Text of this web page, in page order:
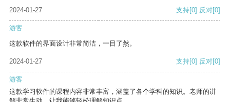
2024-01-27
支持[0] 反对[0]
游客
这款软件的界面设计非常简洁，一目了然。
2024-01-27 支持[0] 反对[0]
游客
这款学习软件的课程内容非常丰富，涵盖了各个学科的知识。老师的讲